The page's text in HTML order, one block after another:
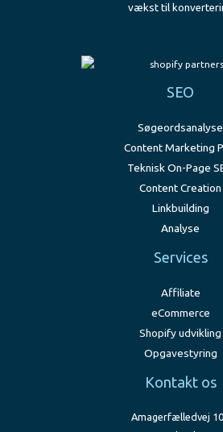
vækst til
SEO
Søgeordsanalyse
Content Marketing
Teknisk On-Page
Content Creation
Linkbuilding
Analyse
Services
Affiliate
eCommerce
Shopify udvikling
Opgavestyring
Kontakt os
Amagerfælledvej